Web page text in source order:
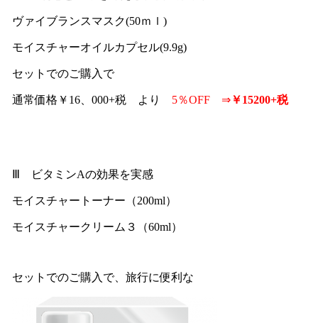
ヴァイブランスマスク(50ｍｌ)
モイスチャーオイルカプセル(9.9g)
セットでのご購入で
通常価格￥16、000+税 より 5％OFF ⇒￥15200+税
Ⅲ ビタミンAの効果を実感
モイスチャートーナー（200ml）
モイスチャークリーム３（60ml）
セットでのご購入で、旅行に便利な